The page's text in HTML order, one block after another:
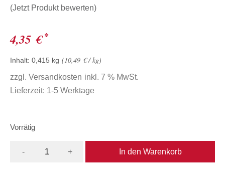
(Jetzt Produkt bewerten)
4,35 € *
Inhalt: 0,415 kg 10,49 €/kg
zzgl. Versandkosten inkl. 7 % MwSt.
Lieferzeit: 1-5 Werktage
Vorrätig
- + In den Warenkorb